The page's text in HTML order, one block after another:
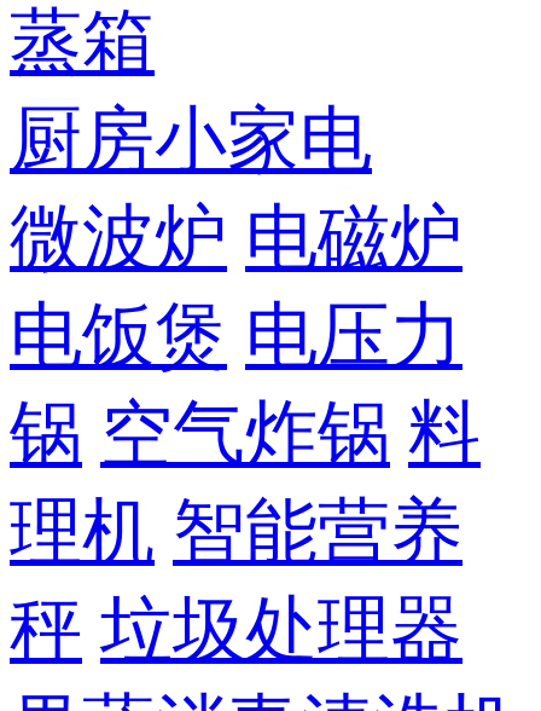
蒸箱
厨房小家电
微波炉 电磁炉
电饭煲 电压力
锅 空气炸锅 料
理机 智能营养
秤 垃圾处理器